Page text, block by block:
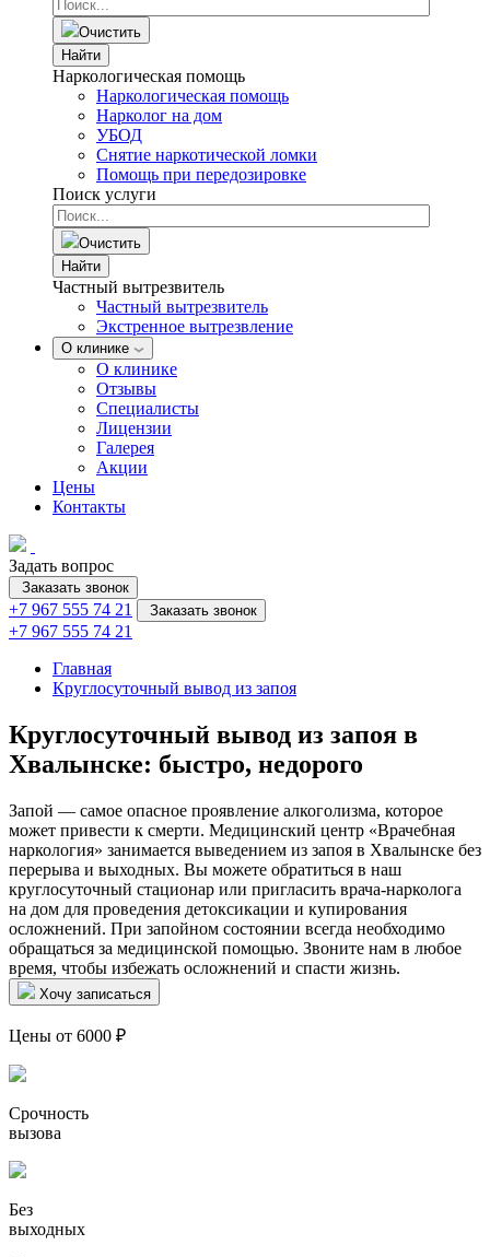
Очистить
Найти
Наркологическая помощь
Наркологическая помощь
Нарколог на дом
УБОД
Снятие наркотической ломки
Помощь при передозировке
Поиск услуги
Очистить
Найти
Частный вытрезвитель
Частный вытрезвитель
Экстренное вытрезвление
О клинике
О клинике
Отзывы
Специалисты
Лицензии
Галерея
Акции
Цены
Контакты
Задать вопрос
Заказать звонок
+7 967 555 74 21 Заказать звонок
+7 967 555 74 21
Главная
Круглосуточный вывод из запоя
Круглосуточный вывод из запоя в
Хвалынске: быстро, недорого
Запой — самое опасное проявление алкоголизма, которое
может привести к смерти. Медицинский центр «Врачебная
наркология» занимается выведением из запоя в Хвалынске без
перерыва и выходных. Вы можете обратиться в наш
круглосуточный стационар или пригласить врача-нарколога
на дом для проведения детоксикации и купирования
осложнений. При запойном состоянии всегда необходимо
обращаться за медицинской помощью. Звоните нам в любое
время, чтобы избежать осложнений и спасти жизнь.
Хочу записаться
Цены от 6000 ₽
Срочность
вызова
Без
выходных